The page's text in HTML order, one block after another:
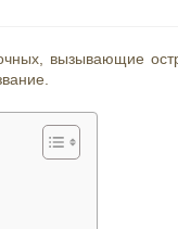
вызывающие